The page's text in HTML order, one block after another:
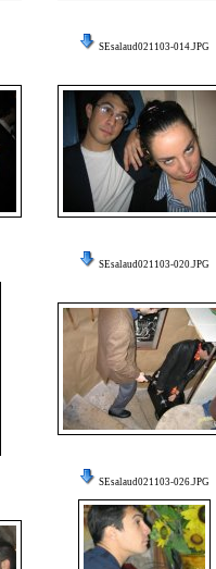
SEsalaud021103-014.JPG
SEsalaud021103-020.JPG
SEsalaud021103-026.JPG